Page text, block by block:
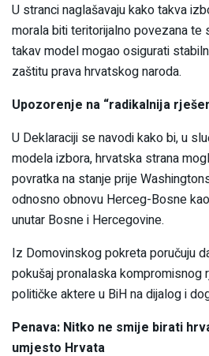
U stranci naglašavaju kako takva
morala biti teritorijalno povezana te
takav model mogao osigurati
zaštitu prava hrvatskog naroda.
Upozorenje na “radikalnija
U Deklaraciji se navodi kako bi, u
modela izbora, hrvatska strana
povratka na stanje prije
odnosno obnovu Herceg-Bosne
unutar Bosne i Hercegovine.
Iz Domovinskog pokreta poručuju
pokušaj pronalaska kompromisnog
političke aktere u BiH na dijalog i
Penava: Nitko ne smije birati
umjesto Hrvata